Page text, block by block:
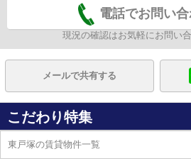
電話でお問い
現況の確認はお気軽にお問い合
メールで共有する
こだわり特集
東戸塚の賃貸物件一覧